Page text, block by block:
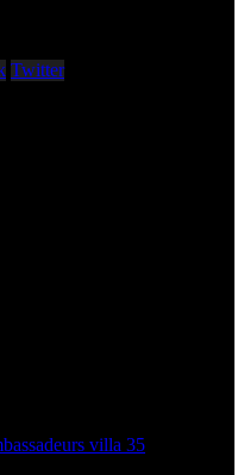
Twitter
villa 35